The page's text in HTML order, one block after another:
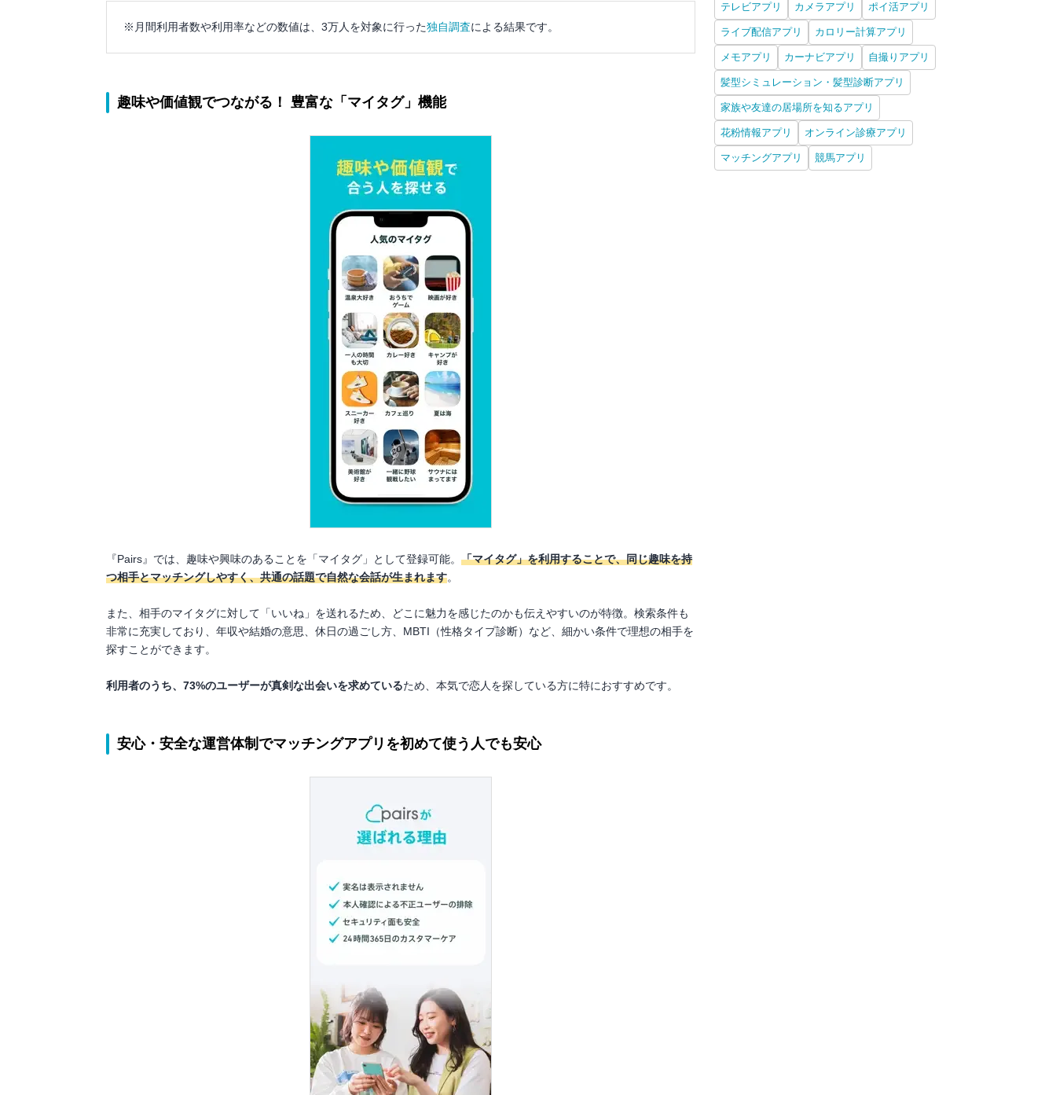
※月間利用者数や利用率などの数値は、3万人を対象に行った独自調査による結果です。
趣味や価値観でつながる！ 豊富な「マイタグ」機能
『Pairs』では、趣味や興味のあることを「マイタグ」として登録可能。「マイタグ」を利用することで、同じ趣味を持
つ相手とマッチングしやすく、共通の話題で自然な会話が生まれます。
また、相手のマイタグに対して「いいね」を送れるため、どこに魅力を感じたのかも伝えやすいのが特徴。検索条件も
非常に充実しており、年収や結婚の意思、休日の過ごし方、MBTI（性格タイプ診断）など、細かい条件で理想の相手を
探すことができます。
利用者のうち、73%のユーザーが真剣な出会いを求めているため、本気で恋人を探している方に特におすすめです。
安心・安全な運営体制でマッチングアプリを初めて使う人でも安心
テレビアプリ カメラアプリ ポイ活アプリ
ライブ配信アプリ カロリー計算アプリ
メモアプリ カーナビアプリ 自撮りアプリ
髪型シミュレーション・髪型診断アプリ
家族や友達の居場所を知るアプリ
花粉情報アプリ オンライン診療アプリ
マッチングアプリ 競馬アプリ